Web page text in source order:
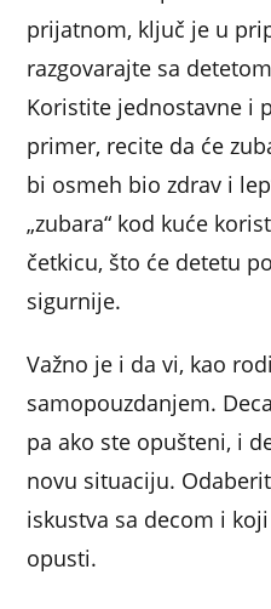
prijatnom, ključ je u
razgovarajte sa
Koristite jednostavne i
primer, recite da će
bi osmeh bio zdrav i
„zubara“ kod kuće
četkicu, što će detetu
sigurnije.
Važno je i da vi, kao
samopouzdanjem.
pa ako ste opušteni, i
novu situaciju.
iskustva sa decom i
opusti.